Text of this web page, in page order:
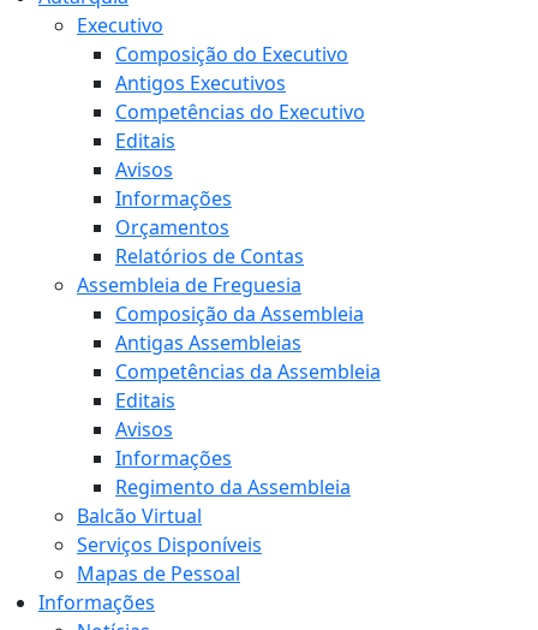
Executivo
Composição do Executivo
Antigos Executivos
Competências do Executivo
Editais
Avisos
Informações
Orçamentos
Relatórios de Contas
Assembleia de Freguesia
Composição da Assembleia
Antigas Assembleias
Competências da Assembleia
Editais
Avisos
Informações
Regimento da Assembleia
Balcão Virtual
Serviços Disponíveis
Mapas de Pessoal
Informações